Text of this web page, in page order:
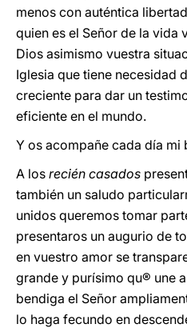
menos con auténtica
quien es el Señor de la vida
Dios asimismo vuestra
Iglesia que tiene necesidad
creciente para dar un
eficiente en el mundo.
Y os acompañe cada día mi
A los recién casados
también un saludo
unidos queremos tomar
presentaros un augurio de
en vuestro amor se
grande y purísimo qu® une
bendiga el Señor
lo haga fecundo en